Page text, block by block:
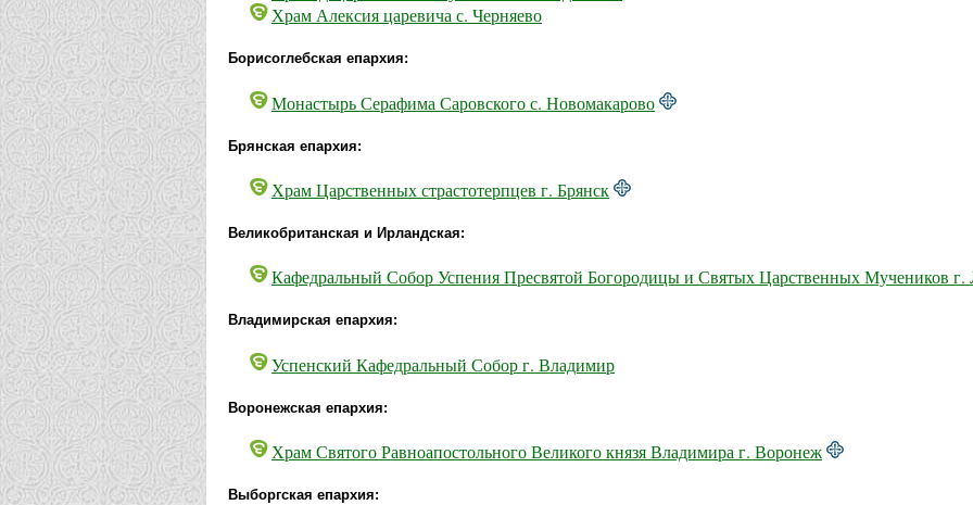
Храм Алексия царевича с. Черняево
Борисоглебская епархия:
Монастырь Серафима Саровского с. Новомакарово
Брянская епархия:
Храм Царственных страстотерпцев г. Брянск
Великобританская и Ирландская:
Кафедральный Собор Успения Пресвятой Богородицы и Святых Царственных Мучеников г.
Владимирская епархия:
Успенский Кафедральный Собор г. Владимир
Воронежская епархия:
Храм Святого Равноапостольного Великого князя Владимира г. Воронеж
Выборгская епархия: